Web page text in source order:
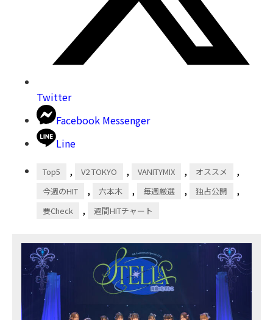
Twitter
Facebook Messenger
Line
Top5 , V2 TOKYO , VANITYMIX , オススメ ,
今週のHIT , 六本木 , 毎週厳選 , 独占公開 ,
要Check , 週間HITチャート